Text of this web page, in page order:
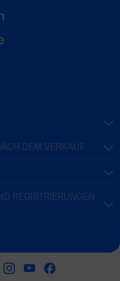
DEM VERKAUF
REGISTRIERUNGEN